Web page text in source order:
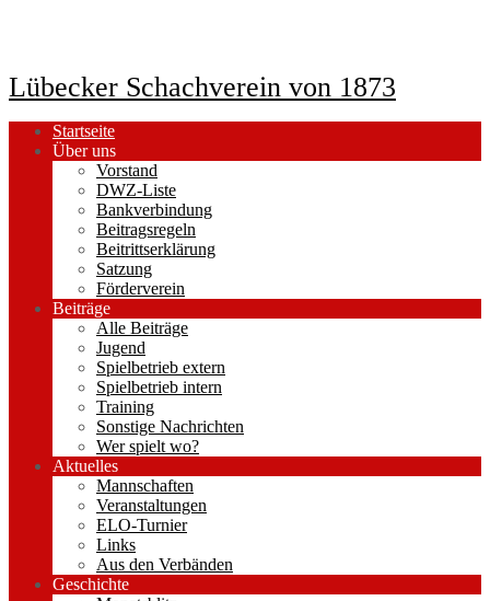
Lübecker Schachverein von 1873
Startseite
Über uns
Vorstand
DWZ-Liste
Bankverbindung
Beitragsregeln
Beitrittserklärung
Satzung
Förderverein
Beiträge
Alle Beiträge
Jugend
Spielbetrieb extern
Spielbetrieb intern
Training
Sonstige Nachrichten
Wer spielt wo?
Aktuelles
Mannschaften
Veranstaltungen
ELO-Turnier
Links
Aus den Verbänden
Geschichte